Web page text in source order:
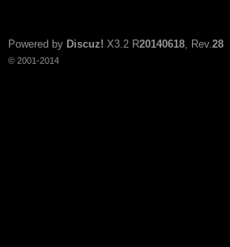
Powered by Discuz! X3.2 R20140618, Rev.28
© 2001-2014